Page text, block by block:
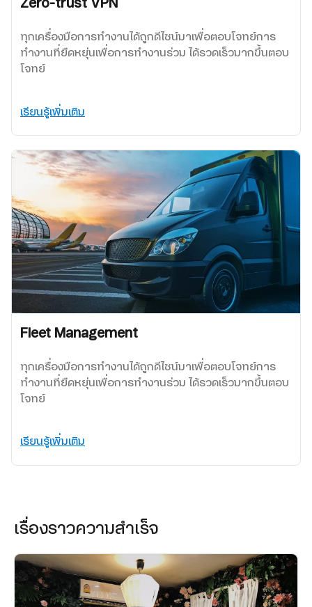
ทุกเครื่องมือการทำงานได้ถูกดีไซน์มาเพื่อตอบโจทย์การ
ทำงานที่ยืดหยุ่นเพื่อการทำงานร่วม ได้รวดเร็วมากขึ้นตอบ
โจทย์
เรียนรู้เพิ่มเติม
Fleet Management
ทุกเครื่องมือการทำงานได้ถูกดีไซน์มาเพื่อตอบโจทย์การ
ทำงานที่ยืดหยุ่นเพื่อการทำงานร่วม ได้รวดเร็วมากขึ้นตอบ
โจทย์
เรียนรู้เพิ่มเติม
เรื่องราวความสำเร็จ